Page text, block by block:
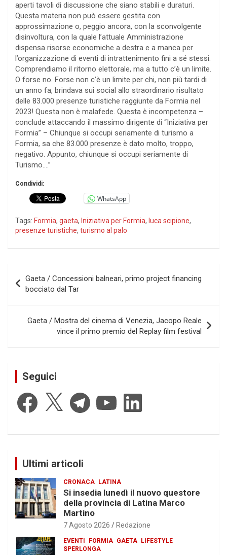
aperti tavoli di discussione che siano stabili e duraturi.
Questa materia non può essere gestita con
approssimazione o, peggio ancora, con la sconvolgente
disinvoltura, con la quale l’attuale Amministrazione
dispensa risorse economiche a destra e a manca per
l’organizzazione di eventi di intrattenimento fini a sé stessi.
Comprendiamo il ritorno elettorale, ma a tutto c’è un limite.
O forse no. Forse non c’è un limite per chi, non più tardi di
un anno fa, brindava sui social allo straordinario risultato
delle 83.000 presenze turistiche raggiunte da Formia nel
2023! Questa non è malafede. Questa è incompetenza –
conclude attaccando il massimo dirigente di “Iniziativa per
Formia” – Chiunque si occupi seriamente di turismo a
Formia, sa che 83.000 presenze è dato molto, troppo,
negativo. Appunto, chiunque si occupi seriamente di
Turismo….”
Condividi:
WhatsApp
Tags: Formia, gaeta, Iniziativa per Formia, luca scipione,
presenze turistiche, turismo al palo
articoli
Gaeta / Concessioni balneari, primo project financing
bocciato dal Tar
Gaeta / Mostra del cinema di Venezia, Jacopo Reale
vince il primo premio del Replay film festival
Seguici
Facebook Telegram YouTube LinkedIn
Ultimi articoli
CRONACA LATINA
Si insedia lunedì il nuovo questore
della provincia di Latina Marco
Martino
7 Agosto 2026 Redazione
EVENTI FORMIA GAETA LIFESTYLE
SPERLONGA